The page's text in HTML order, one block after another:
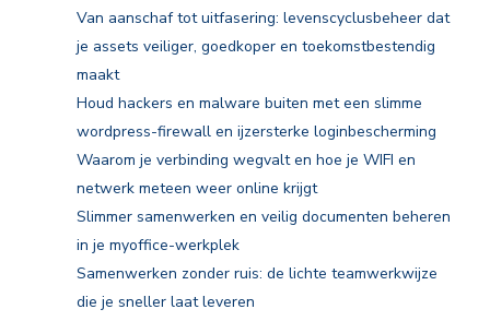
Van aanschaf tot uitfasering: levenscyclusbeheer dat
je assets veiliger, goedkoper en toekomstbestendig
maakt
Houd hackers en malware buiten met een slimme
wordpress-firewall en ijzersterke loginbescherming
Waarom je verbinding wegvalt en hoe je WIFI en
netwerk meteen weer online krijgt
Slimmer samenwerken en veilig documenten beheren
in je myoffice-werkplek
Samenwerken zonder ruis: de lichte teamwerkwijze
die je sneller laat leveren